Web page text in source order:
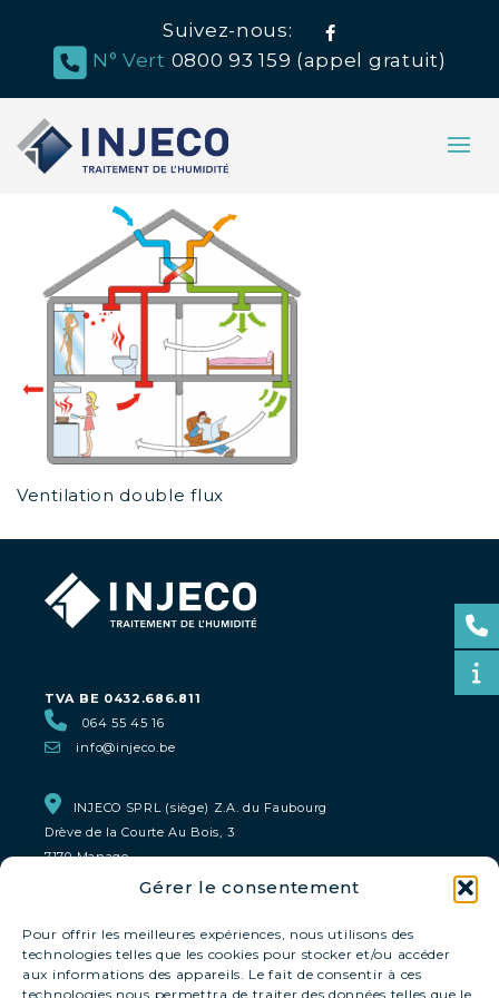
Gérer le consentement
Pour offrir les meilleures expériences, nous utilisons des
technologies telles que les cookies pour stocker et/ou accéder
aux informations des appareils. Le fait de consentir à ces
technologies nous permettra de traiter des données telles que le
Suivez-nous: Facebook
N° Vert 0800 93 159 (appel gratuit)
Ventilation double flux
TVA BE 0432.686.811
064 55 45 16
info@injeco.be
INJECO SPRL (siège) Z.A. du Faubourg
Drève de la Courte Au Bois, 3
7170 Manage
0800 93 159
INJECO Namur